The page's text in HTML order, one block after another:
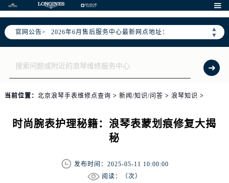

官网公告>
▲
▼
2026年6月北京市售后服务网络优化升级公告
2026年6月北京市官方售后客户服务热线：
2026年6月售后服务中心最新网点地址：
北京市东城区东长安街1号东方广场写字楼W3座6层602室（需提前预约）
北京市朝阳区建国门外大街甲6号华熙国际中心写字楼D座11层1102室（需提前预约）
北京市朝阳区建国门外大街甲6号华熙国际中心D座11层1102室售后服务中心（需提前预约）
当前位置： 北京浪琴手表维修点查询 > 新闻/知识/问答 > 浪琴知识 >
时尚腕表护理秘籍：浪琴表蒙划痕修复大揭
秘
发布时间：2025-05-11 10:00:00
阅读：（次）